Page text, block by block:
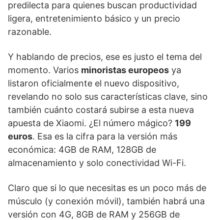
predilecta para quienes buscan productividad
ligera, entretenimiento básico y un precio
razonable.
Y hablando de precios, ese es justo el tema del
momento. Varios minoristas europeos ya
listaron oficialmente el nuevo dispositivo,
revelando no solo sus características clave, sino
también cuánto costará subirse a esta nueva
apuesta de Xiaomi. ¿El número mágico? 199
euros. Esa es la cifra para la versión más
económica: 4GB de RAM, 128GB de
almacenamiento y solo conectividad Wi-Fi.
Claro que si lo que necesitas es un poco más de
músculo (y conexión móvil), también habrá una
versión con 4G, 8GB de RAM y 256GB de